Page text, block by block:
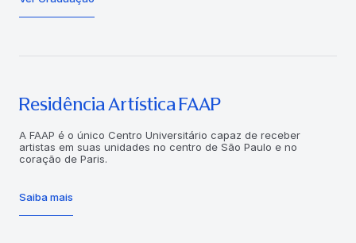
Residência Artística FAAP
A FAAP é o único Centro Universitário capaz de receber
artistas em suas unidades no centro de São Paulo e no
coração de Paris.
Saiba mais